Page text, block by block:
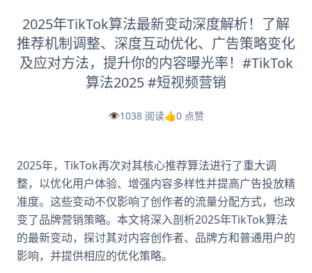
2025年TikTok算法最新变动深度解析！了解
推荐机制调整、深度互动优化、广告策略变化
及应对方法，提升你的内容曝光率！#TikTok
算法2025 #短视频营销
👁️1038 阅读👍0 点赞
2025年，TikTok再次对其核心推荐算法进行了重大调
整，以优化用户体验、增强内容多样性并提高广告投放精
准度。这些变动不仅影响了创作者的流量分配方式，也改
变了品牌营销策略。本文将深入剖析2025年TikTok算法
的最新变动，探讨其对内容创作者、品牌方和普通用户的
影响，并提供相应的优化策略。